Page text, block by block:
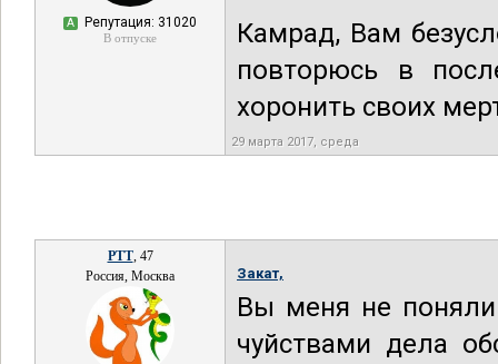
А Репутация: 31020
В отпуске
Камрад, Вам
повторюсь в
хоронить своих
29 марта 2017, среда
РТТ, 47
Россия, Москва
Закат,
Вы меня не
чуйствами дела